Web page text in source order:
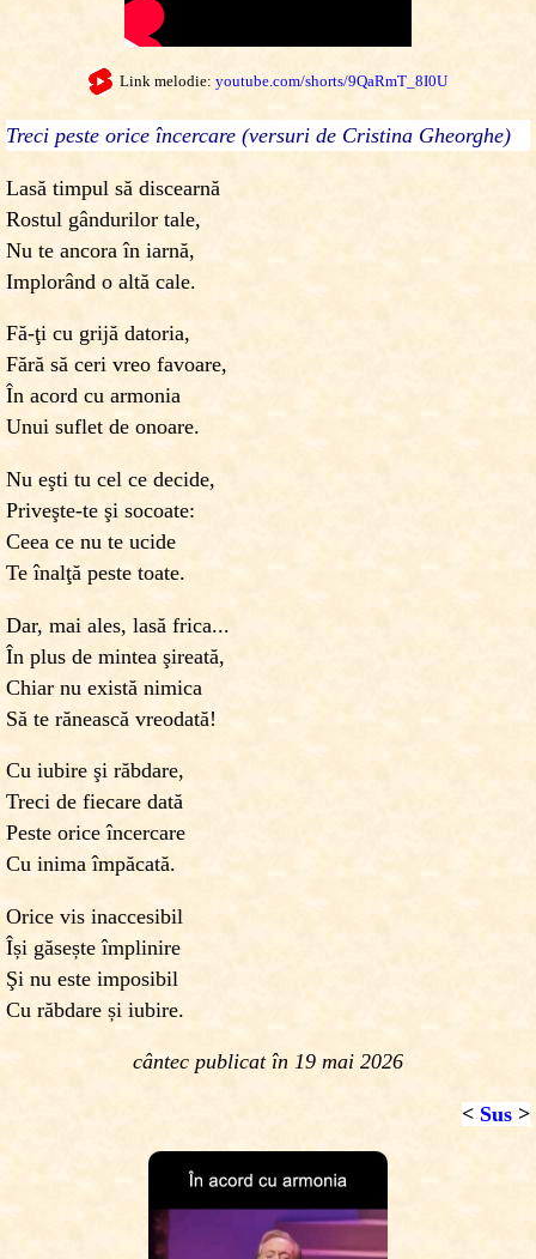
Link melodie: youtube.com/shorts/9QaRmT_8I0U
Treci peste orice încercare (versuri de Cristina Gheorghe)
Lasă timpul să discearnă
Rostul gândurilor tale,
Nu te ancora în iarnă,
Implorând o altă cale.
Fă-ţi cu grijă datoria,
Fără să ceri vreo favoare,
În acord cu armonia
Unui suflet de onoare.
Nu eşti tu cel ce decide,
Priveşte-te şi socoate:
Ceea ce nu te ucide
Te înalţă peste toate.
Dar, mai ales, lasă frica...
În plus de mintea şireată,
Chiar nu există nimica
Să te rănească vreodată!
Cu iubire şi răbdare,
Treci de fiecare dată
Peste orice încercare
Cu inima împăcată.
Orice vis inaccesibil
Își găsește împlinire
Şi nu este imposibil
Cu răbdare și iubire.
cântec publicat în 19 mai 2026
< Sus >